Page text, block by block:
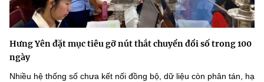
Hưng Yên đặt mục tiêu gỡ nút thắt chuyển đổi số trong 100
ngày
Nhiều hệ thống số chưa kết nối đồng bộ, dữ liệu còn phân tán, hạ